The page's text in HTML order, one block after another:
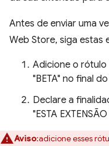
Antes de enviar uma
Web Store, siga estas
Adicione o rótulo
"BETA" no final
Declare a
"ESTA
Aviso:adicione esses